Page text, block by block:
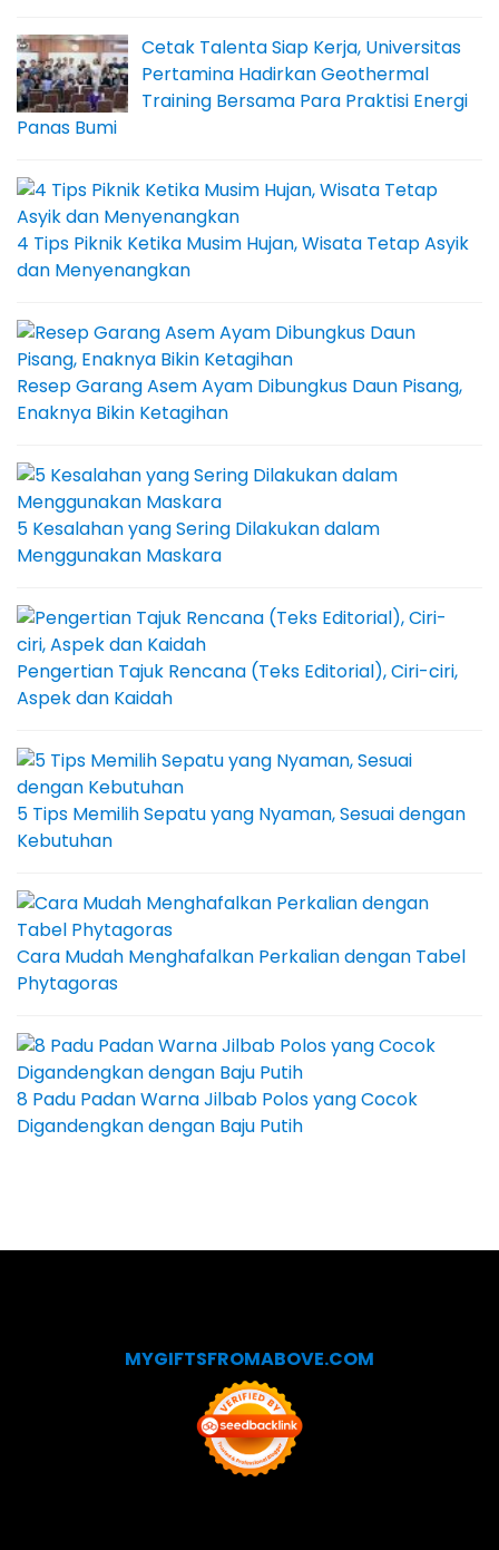
Cetak Talenta Siap Kerja, Universitas
Pertamina Hadirkan Geothermal
Training Bersama Para Praktisi Energi
Panas Bumi
4 Tips Piknik Ketika Musim Hujan, Wisata Tetap Asyik
dan Menyenangkan
Resep Garang Asem Ayam Dibungkus Daun Pisang,
Enaknya Bikin Ketagihan
5 Kesalahan yang Sering Dilakukan dalam
Menggunakan Maskara
Pengertian Tajuk Rencana (Teks Editorial), Ciri-ciri,
Aspek dan Kaidah
5 Tips Memilih Sepatu yang Nyaman, Sesuai dengan
Kebutuhan
Cara Mudah Menghafalkan Perkalian dengan Tabel
Phytagoras
8 Padu Padan Warna Jilbab Polos yang Cocok
Digandengkan dengan Baju Putih
MYGIFTSFROMABOVE.COM